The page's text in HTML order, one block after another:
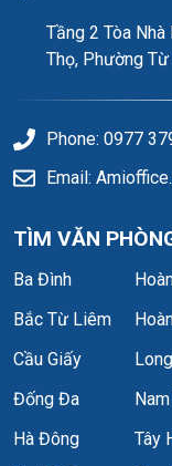
Tầng 2 Tòa
Thọ, Phường
Phone: 0977
Email:
TÌM VĂN
Ba Đình
Bắc Từ Liêm
Cầu Giấy
Đống Đa
Hà Đông
Tây